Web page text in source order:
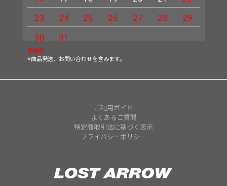
23
24 25 26 27 28
29
30
31
休業日
※商品発送、お問い合わせを含みます。
ご利用ガイド
よくあるご質問
特定商取引法に基づく表示
プライバシーポリシー